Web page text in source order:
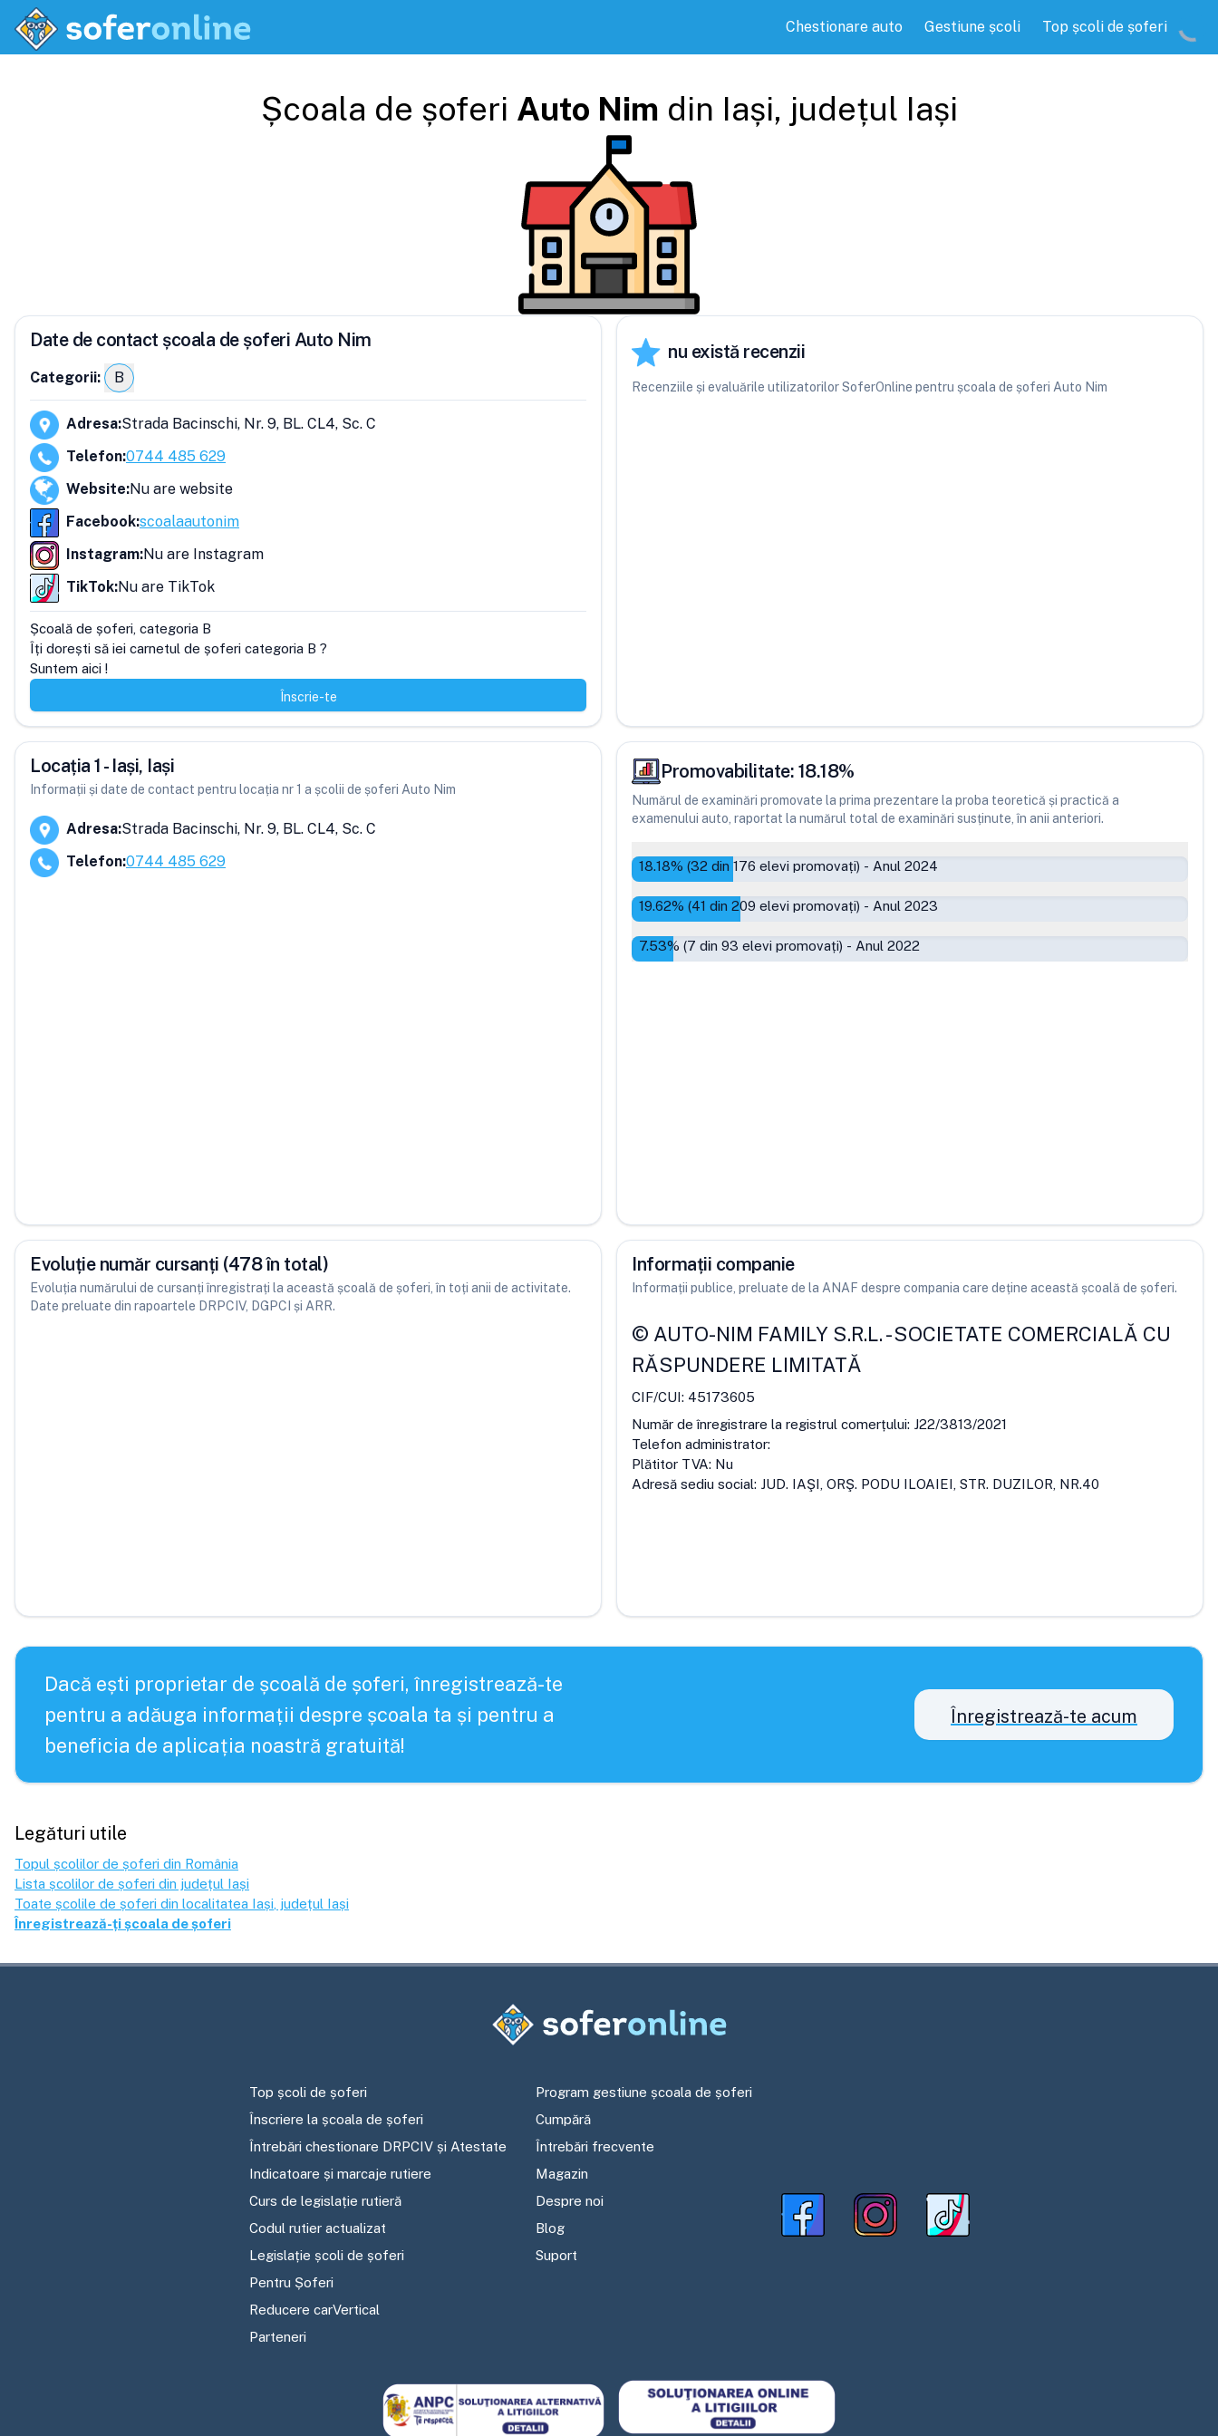
Chestionare auto Gestiune școli Top școli de șoferi
Școala de șoferi Auto Nim din Iași, județul Iași
Date de contact școala de șoferi Auto Nim
Categorii: B
Adresa:Strada Bacinschi, Nr. 9, BL. CL4, Sc. C
Telefon:0744 485 629
Website:Nu are website
Facebook:scoalaautonim
Instagram:Nu are Instagram
TikTok:Nu are TikTok
Școală de șoferi, categoria B
Îți dorești să iei carnetul de șoferi categoria B ?
Suntem aici !
Înscrie-te
nu există recenzii
Recenziile și evaluările utilizatorilor SoferOnline pentru școala de șoferi Auto Nim
Locația 1 - Iași, Iași
Informații și date de contact pentru locația nr 1 a școlii de șoferi Auto Nim
Adresa:Strada Bacinschi, Nr. 9, BL. CL4, Sc. C
Telefon:0744 485 629
Promovabilitate: 18.18%
Numărul de examinări promovate la prima prezentare la proba teoretică și practică a
examenului auto, raportat la numărul total de examinări susținute, în anii anteriori.
18.18% (32 din 176 elevi promovați) - Anul 2024
19.62% (41 din 209 elevi promovați) - Anul 2023
7.53% (7 din 93 elevi promovați) - Anul 2022
Evoluție număr cursanți (478 în total)
Evoluția numărului de cursanți înregistrați la această școală de șoferi, în toți anii de activitate.
Date preluate din rapoartele DRPCIV, DGPCI și ARR.
Informații companie
Informații publice, preluate de la ANAF despre compania care deține această școală de șoferi.
© AUTO-NIM FAMILY S.R.L.-SOCIETATE COMERCIALĂ CU
RĂSPUNDERE LIMITATĂ
CIF/CUI: 45173605
Număr de înregistrare la registrul comerțului: J22/3813/2021
Telefon administrator:
Plătitor TVA: Nu
Adresă sediu social: JUD. IAŞI, ORŞ. PODU ILOAIEI, STR. DUZILOR, NR.40
Dacă ești proprietar de școală de șoferi, înregistrează-te
pentru a adăuga informații despre școala ta și pentru a
beneficia de aplicația noastră gratuită!
Înregistrează-te acum
Legături utile
Topul școlilor de șoferi din România
Lista școlilor de șoferi din județul Iași
Toate școlile de șoferi din localitatea Iași , județul Iași
Înregistrează-ți școala de șoferi
Top școli de șoferi
Înscriere la școala de șoferi
Întrebări chestionare DRPCIV și Atestate
Indicatoare și marcaje rutiere
Curs de legislație rutieră
Codul rutier actualizat
Legislație școli de șoferi
Pentru Șoferi
Reducere carVertical
Parteneri
Program gestiune școala de șoferi
Cumpără
Întrebări frecvente
Magazin
Despre noi
Blog
Suport